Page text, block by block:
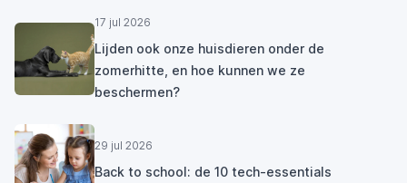
17 jul 2026
Lijden ook onze huisdieren onder de
zomerhitte, en hoe kunnen we ze
beschermen?
29 jul 2026
Back to school: de 10 tech-essentials